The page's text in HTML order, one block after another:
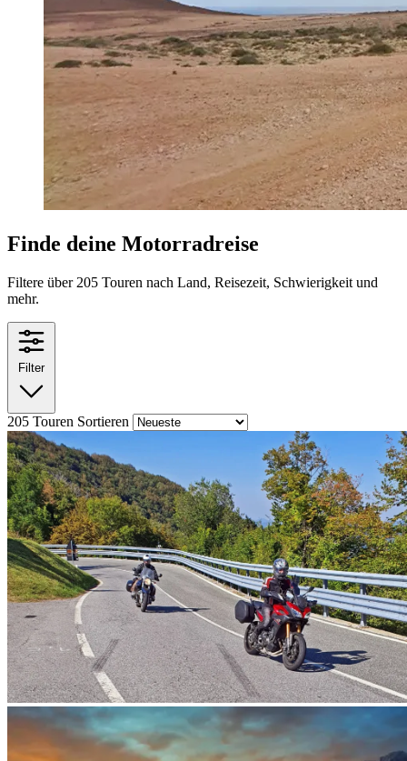
Finde deine Motorradreise
Filtere über 205 Touren nach Land, Reisezeit, Schwierigkeit und
mehr.
Filter
205 Touren Sortieren